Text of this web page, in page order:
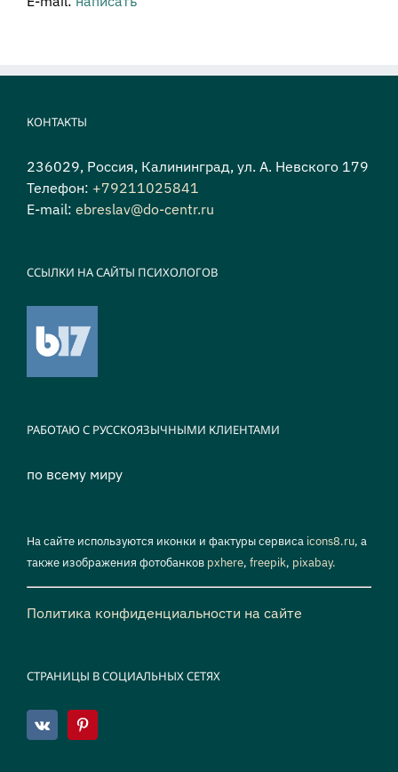
КОНТАКТЫ
236029, Россия, Калининград, ул. А. Невского 179
Телефон: +79211025841
E-mail: ebreslav@do-centr.ru
ССЫЛКИ НА САЙТЫ ПСИХОЛОГОВ
РАБОТАЮ С РУССКОЯЗЫЧНЫМИ КЛИЕНТАМИ
по всему миру
На сайте используются иконки и фактуры сервиса icons8.ru, а
также изображения фотобанков pxhere, freepik, pixabay.
Политика конфиденциальности на сайте
СТРАНИЦЫ В СОЦИАЛЬНЫХ СЕТЯХ